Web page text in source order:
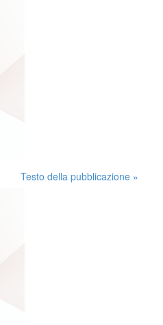
Testo della pubblicazione »